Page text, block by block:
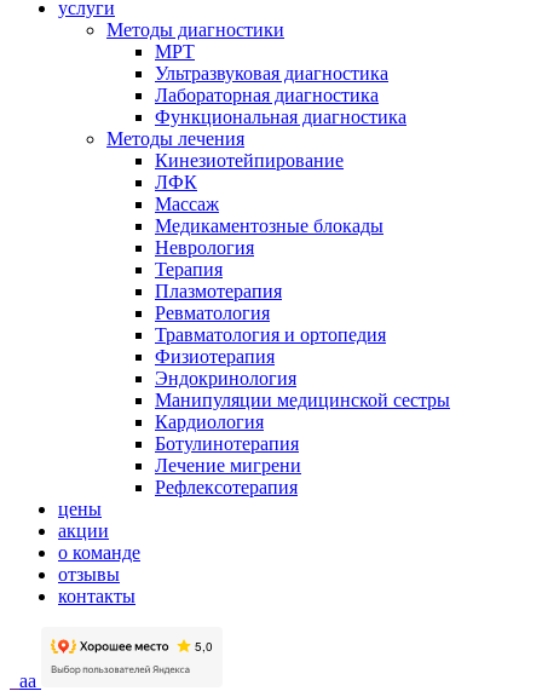
услуги
Методы диагностики
МРТ
Ультразвуковая диагностика
Лабораторная диагностика
Функциональная диагностика
Методы лечения
Кинезиотейпирование
ЛФК
Массаж
Медикаментозные блокады
Неврология
Терапия
Плазмотерапия
Ревматология
Травматология и ортопедия
Физиотерапия
Эндокринология
Манипуляции медицинской сестры
Кардиология
Ботулинотерапия
Лечение мигрени
Рефлексотерапия
цены
акции
о команде
отзывы
контакты
aa